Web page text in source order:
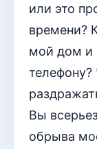
или это
времени?
мой дом и
Вы
обрыва